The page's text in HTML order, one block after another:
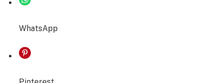
WhatsApp